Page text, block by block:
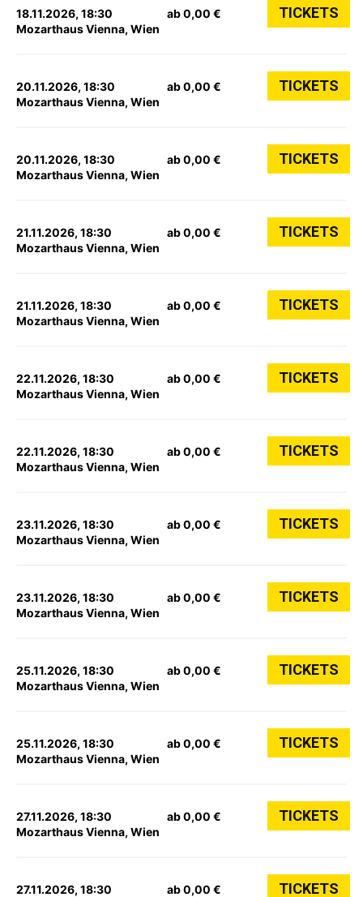
18.11.2026, 18:30
Mozarthaus Vienna, Wien
ab 0,00 € TICKETS
20.11.2026, 18:30
Mozarthaus Vienna, Wien
ab 0,00 € TICKETS
20.11.2026, 18:30
Mozarthaus Vienna, Wien
ab 0,00 € TICKETS
21.11.2026, 18:30
Mozarthaus Vienna, Wien
ab 0,00 € TICKETS
21.11.2026, 18:30
Mozarthaus Vienna, Wien
ab 0,00 € TICKETS
22.11.2026, 18:30
Mozarthaus Vienna, Wien
ab 0,00 € TICKETS
22.11.2026, 18:30
Mozarthaus Vienna, Wien
ab 0,00 € TICKETS
23.11.2026, 18:30
Mozarthaus Vienna, Wien
ab 0,00 € TICKETS
23.11.2026, 18:30
Mozarthaus Vienna, Wien
ab 0,00 € TICKETS
25.11.2026, 18:30
Mozarthaus Vienna, Wien
ab 0,00 € TICKETS
25.11.2026, 18:30
Mozarthaus Vienna, Wien
ab 0,00 € TICKETS
27.11.2026, 18:30
Mozarthaus Vienna, Wien
ab 0,00 € TICKETS
27.11.2026, 18:30 ab 0,00 € TICKETS